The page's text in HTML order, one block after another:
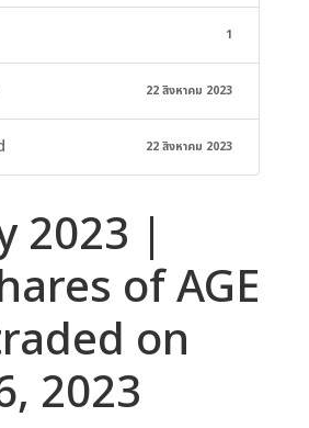
1
22 สิงหาคม 2023
22 สิงหาคม 2023
2023 |
of AGE
on
2023